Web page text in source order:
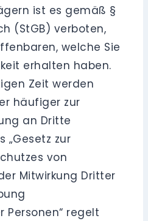
ist es gemäß §
(StGB) verboten,
welche Sie
erhalten haben.
Zeit werden
häufiger zur
an Dritte
„Gesetz zur
von
Mitwirkung Dritter
regelt